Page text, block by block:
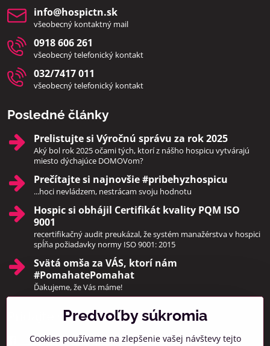
info​@hospictn​.sk
všeobecný kontaktný mail
0918 606 261
všeobecný telefonický kontakt
032/7417 011
všeobecný telefonický kontakt
Posledné články
Prelistujte si Výročnú správu za rok 2025
Aký bol rok 2025 očami tých, ktorí z nášho hospicu vytvárajú
miesto dýchajúce DOMOVom?
Prečítajte si najnovšie #pribehyzhospicu
...hoci nevládzem, nestrácam svoju hodnotu
Hospic si obhájil Certifikát kvality PQM ISO
9001
recertifikačný audit preukázal, že systém manažérstva v hospici
spĺňa požiadavky normy ISO 9001: 2015
Svätá omša za VÁS, ktorí nám
#PomahatePomahat
Ďakujeme, že Vás máme!
Pridajte sa k nám
Facebook Instagram
Predvoľby súkromia
Cookies používame na zlepšenie vašej návštevy tejto